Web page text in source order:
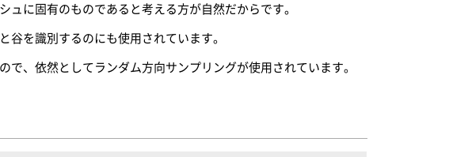
に固有のものであると考える方が自然だからです。
を識別するのにも使用されています。
、依然としてランダム方向サンプリングが使用されています。